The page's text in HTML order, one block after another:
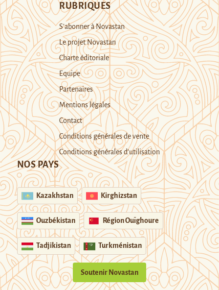
RUBRIQUES
S’abonner à Novastan
Le projet Novastan
Charte éditoriale
Equipe
Partenaires
Mentions légales
Contact
Conditions générales de vente
Conditions générales d’utilisation
NOS PAYS
Kazakhstan Kirghizstan
Ouzbékistan Région Ouïghoure
Tadjikistan Turkménistan
Soutenir Novastan